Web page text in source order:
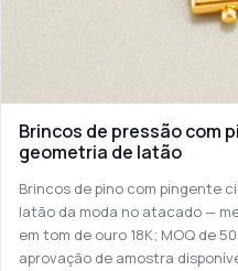
Brincos de pressão com
geometria de latão
Brincos de pino com pingente
latão da moda no atacado —
em tom de ouro 18K; MOQ de
aprovação de amostra